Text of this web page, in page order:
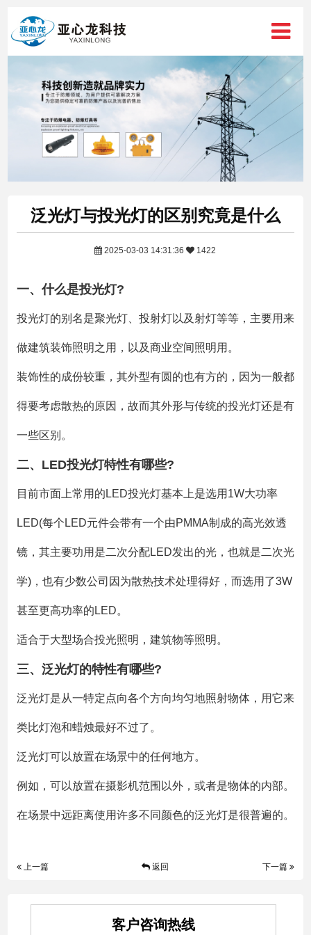
泛光灯与投光灯的区别究竟是什么
2025-03-03 14:31:36 1422
一、什么是投光灯?
投光灯的别名是聚光灯、投射灯以及射灯等等，主要用来
做建筑装饰照明之用，以及商业空间照明用。
装饰性的成份较重，其外型有圆的也有方的，因为一般都
得要考虑散热的原因，故而其外形与传统的投光灯还是有
一些区别。
二、LED投光灯特性有哪些?
目前市面上常用的LED投光灯基本上是选用1W大功率
LED(每个LED元件会带有一个由PMMA制成的高光效透
镜，其主要功用是二次分配LED发出的光，也就是二次光
学)，也有少数公司因为散热技术处理得好，而选用了3W
甚至更高功率的LED。
适合于大型场合投光照明，建筑物等照明。
三、泛光灯的特性有哪些?
泛光灯是从一特定点向各个方向均匀地照射物体，用它来
类比灯泡和蜡烛最好不过了。
泛光灯可以放置在场景中的任何地方。
例如，可以放置在摄影机范围以外，或者是物体的内部。
在场景中远距离使用许多不同颜色的泛光灯是很普遍的。
上一篇 返回 下一篇
客户咨询热线